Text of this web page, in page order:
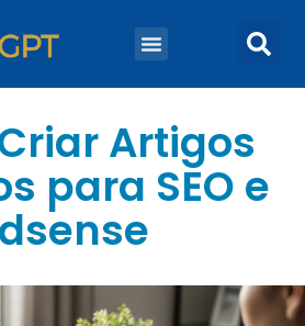
Artigos
para SEO e